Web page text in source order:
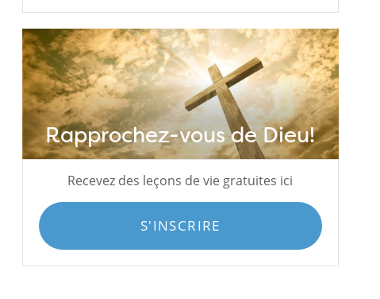
Rapprochez-vous de Dieu!
Recevez des leçons de vie gratuites ici
S'INSCRIRE